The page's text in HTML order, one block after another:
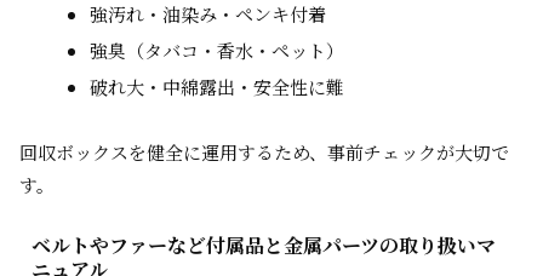
強汚れ・油染み・ペンキ付着
強臭（タバコ・香水・ペット）
破れ大・中綿露出・安全性に難
回収ボックスを健全に運用するため、事前チェックが大切で
す。
ベルトやファーなど付属品と金属パーツの取り扱いマ
ニュアル